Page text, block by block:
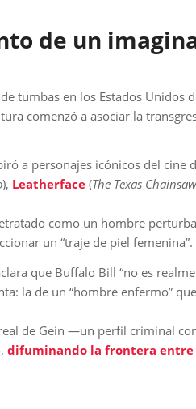
de un
tumbas en los Estados Unidos
comenzó a asociar la
a personajes icónicos del cine
), Leatherface (The Texas
como un hombre
un “traje de piel femenina”.
que Buffalo Bill “no es
la de un “hombre enfermo”
de Gein —un perfil criminal
difuminando la frontera